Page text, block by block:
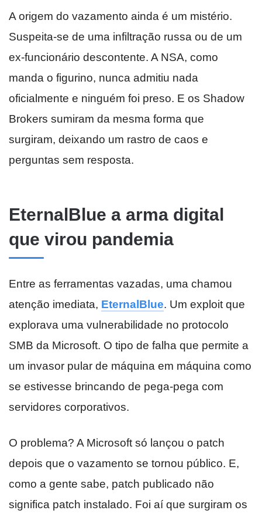
A origem do vazamento ainda é um mistério.
Suspeita-se de uma infiltração russa ou de um
ex-funcionário descontente. A NSA, como
manda o figurino, nunca admitiu nada
oficialmente e ninguém foi preso. E os Shadow
Brokers sumiram da mesma forma que
surgiram, deixando um rastro de caos e
perguntas sem resposta.
EternalBlue a arma digital
que virou pandemia
Entre as ferramentas vazadas, uma chamou
atenção imediata, EternalBlue. Um exploit que
explorava uma vulnerabilidade no protocolo
SMB da Microsoft. O tipo de falha que permite a
um invasor pular de máquina em máquina como
se estivesse brincando de pega-pega com
servidores corporativos.
O problema? A Microsoft só lançou o patch
depois que o vazamento se tornou público. E,
como a gente sabe, patch publicado não
significa patch instalado. Foi aí que surgiram os